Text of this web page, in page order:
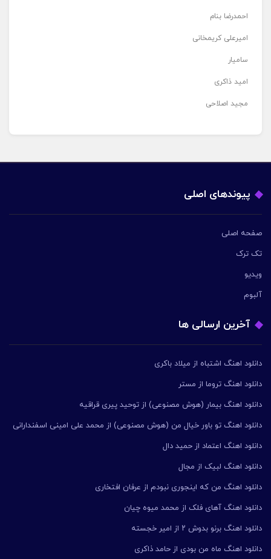
احمدرضا بنام
امیرعلی کریمخانی
سامیار
امید ذاکری
مجید اصلاحی
پیوندهای اصلی
صفحه اصلی
تک ترک
ویدیو
آلبوم
آخرین ارسالی ها
دانلود اهنگ اشتباه از میلاد باکری
دانلود اهنگ تروما از مستر
دانلود اهنگ بیمار (هوش مصنوعی) از توحید پیری قراقیه
دانلود اهنگ تو باور خیال من (هوش مصنوعی) از محمد علی امینی اسفندارانی
دانلود اهنگ اعتماد از حمید دال
دانلود اهنگ لبیک از مجال
دانلود اهنگ من که اینجوری نبودم از عرفان افتخاری
دانلود اهنگ آهای فلک از محمد میوه چیان
دانلود اهنگ برنو بدوش ۲ از امیر خجسته
دانلود اهنگ ماه من بودی از حامد ذاکری